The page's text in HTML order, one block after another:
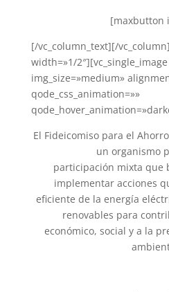
[maxbutton
[/vc_column_text][/
width=»1/
img_size=»medium»
qode_css_animation=»»
El Fideicomiso para el
un organismo
participación mixta que
implementar acciones
eficiente de la energía
renovables para
económico, social y a la